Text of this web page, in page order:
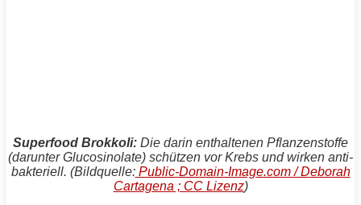
Superfood Brokkoli: Die darin enthaltenen Pflanzenstoffe
(darunter Glucosinolate) schützen vor Krebs und wirken anti-
bakteriell. (Bildquelle:Public-Domain-Image.com / Deborah
Cartagena ; CC Lizenz)